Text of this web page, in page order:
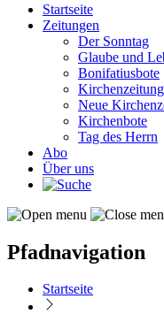
Startseite
Zeitungen
Der Sonntag
Glaube und
Bonifatiusbote
Neue
Kirchenbote
Tag des Herrn
Abo
Über uns
Pfadnavigation
Startseite